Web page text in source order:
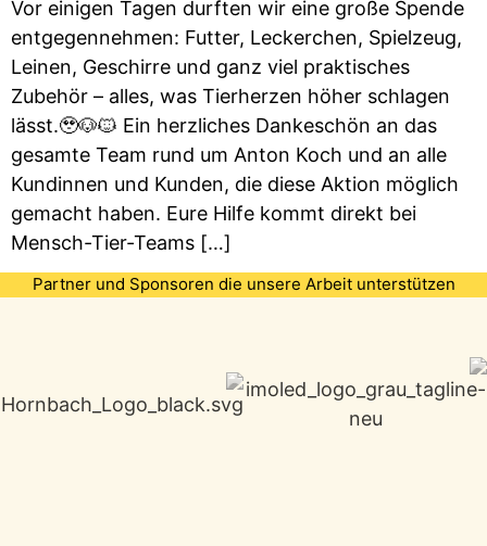
Vor einigen Tagen durften wir eine große Spende
entgegennehmen: Futter, Leckerchen, Spielzeug,
Leinen, Geschirre und ganz viel praktisches
Zubehör – alles, was Tierherzen höher schlagen
lässt.🥹🐶🐱 Ein herzliches Dankeschön an das
gesamte Team rund um Anton Koch und an alle
Kundinnen und Kunden, die diese Aktion möglich
gemacht haben. Eure Hilfe kommt direkt bei
Mensch-Tier-Teams […]
Partner und Sponsoren die unsere Arbeit unterstützen